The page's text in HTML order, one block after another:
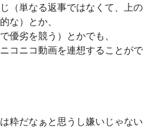
（単なる返事ではなくて、上の
な）とか、
優劣を競う）とかでも、
コニコ動画を連想することがで
粋だなぁと思うし嫌いじゃない